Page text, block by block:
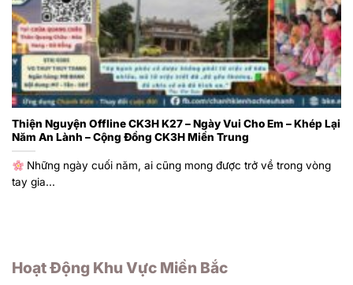
Thiện Nguyện Offline CK3H K27 – Ngày Vui Cho Em – Khép Lại
Năm An Lành – Cộng Đồng CK3H Miền Trung
Những ngày cuối năm, ai cũng mong được trở về trong vòng
tay gia...
Hoạt Động Khu Vực Miền Bắc